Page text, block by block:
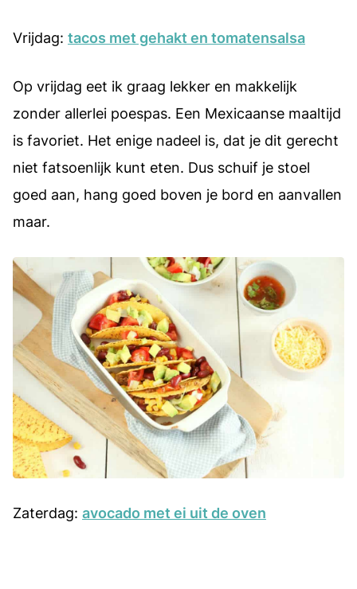
Vrijdag: tacos met gehakt en tomatensalsa
Op vrijdag eet ik graag lekker en makkelijk
zonder allerlei poespas. Een Mexicaanse maaltijd
is favoriet. Het enige nadeel is, dat je dit gerecht
niet fatsoenlijk kunt eten. Dus schuif je stoel
goed aan, hang goed boven je bord en aanvallen
maar.
Zaterdag: avocado met ei uit de oven